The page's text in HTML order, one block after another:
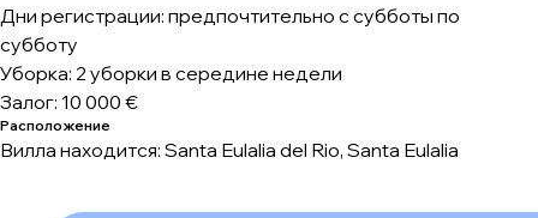
Дни регистрации: предпочтительно с субботы по
субботу
Уборка: 2 уборки в середине недели
Залог: 10 000 €
Расположение
Вилла находится: Santa Eulalia del Rio, Santa Eulalia